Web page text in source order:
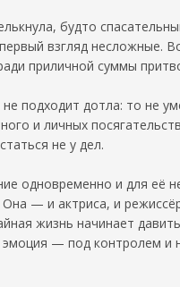
будто
взгляд несложные.
приличной суммы
подходит дотла: то не
и личных
не у дел.
одновременно и для её
— и актриса, и
жизнь начинает
— под контролем и